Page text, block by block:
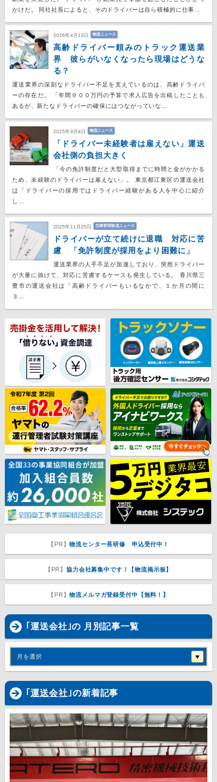
かけだ。 同社社長によると、そのドライバーは自ら積極的に仕事…
2026年4月13日 物流ニュース
高齢ドライバー頼みのトラック運送業
界 彼らがいなくなったら現場はどうな
る？
運送業界の深刻なドライバー不足を支えているのは、高齢ドライバ
ーの存在だ。 「年間９００万円の予算で求人広告を出稿したことも
あるが、新たなドライバーの確保にはつながっていな…
2025年9月4日 物流ニュース
「ドライバー未経験者は雇えない」運送
会社側の負担大きく
「今の免許制度だと大型取得までに時間と金がかかる
ため、未経験のドライバーは雇えない」。 東京都江東区の運送会社
は「ドライバーの採用ではドライバー経験がある人を中心に紹介
し…
2025年11月25日 労務管理物流ニュース
ドライバーが立て続けに退職 対応に苦
慮 「免許制度が採用をより困難に」
運送業界の人手不足が加速しており、突然ドライバー
が大量に抜けて、対応に苦慮するケースも発生している。 香川県三
豊市の運送会社は「高齢ドライバーもいるなかで、１か月の間に
３…
【PR】物流センター長研修 申込受付中！
【PR】協力会社募集中です！【物流掲示板】
【PR】物流メルマガ登録受付中【無料！】
｢運送会社｣の 月別記事一覧
月を選択
｢ 運送会社｣の新着記事